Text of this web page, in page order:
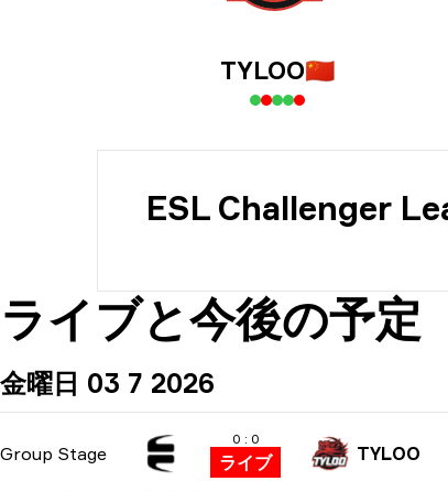
TYLOO🇨🇳
ESL Challenger
ライブと今後の予定
金曜日 03 7 2026
Group Stage
0 : 0
ライブ TYLOO